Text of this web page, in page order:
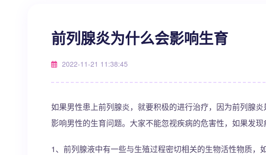
前列腺炎为什么会影响生育
2022-11-21 11:38:45
如果男性患上前列腺炎，就要积极的进行治疗，因为前列腺
影响男性的生育问题。大家不能忽视疾病的危害性，如果发现
1、前列腺液中有一些与生殖过程密切相关的生物活性物质，